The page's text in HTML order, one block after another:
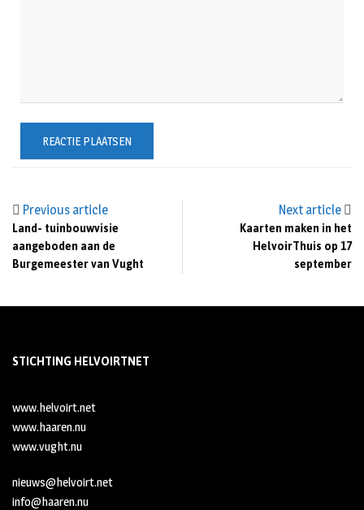
Previous article
Land- tuinbouwvisie
aangeboden aan de
Burgemeester van Vught
Next article
Kaarten maken in het
HelvoirThuis op 17
september
STICHTING HELVOIRTNET
www.helvoirt.net
www.haaren.nu
www.vught.nu
nieuws@helvoirt.net
info@haaren.nu